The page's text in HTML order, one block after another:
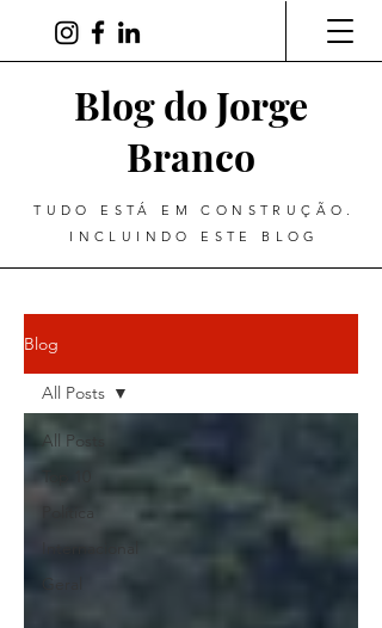
Blog do Jorge
Branco
TUDO ESTÁ EM CONSTRUÇÃO.
INCLUINDO ESTE BLOG
Blog
All Posts
Top 10
Internacional
Geral
All Posts